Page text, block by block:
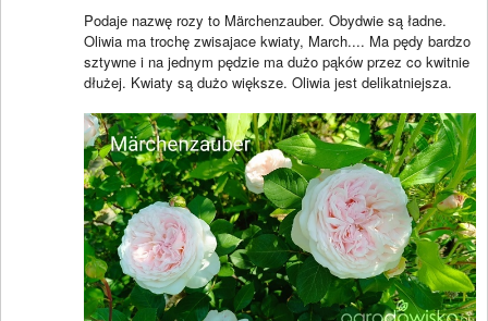
Podaje nazwę rozy to Märchenzauber. Obydwie są ładne.
Oliwia ma trochę zwisajace kwiaty, March.... Ma pędy bardzo
sztywne i na jednym pędzie ma dużo pąków przez co kwitnie
dłużej. Kwiaty są dużo większe. Oliwia jest delikatniejsza.